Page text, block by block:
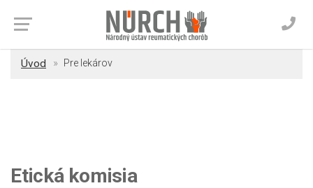
Úvod Pre lekárov
Etická komisia